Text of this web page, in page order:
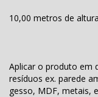
10,00 metros de
Aplicar o produto em
resíduos ex. parede
gesso, MDF, metais,